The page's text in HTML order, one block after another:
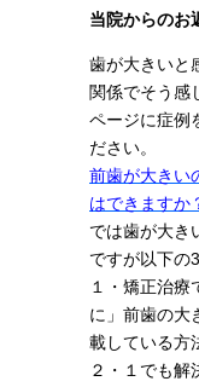
当院からのお
歯が大きいと
関係でそう感
ページに症例
ださい。
前歯が大きい
はできますか
では歯が大き
ですが以下の3
１・矯正治療
に」前歯の大
載している方
２・１でも解